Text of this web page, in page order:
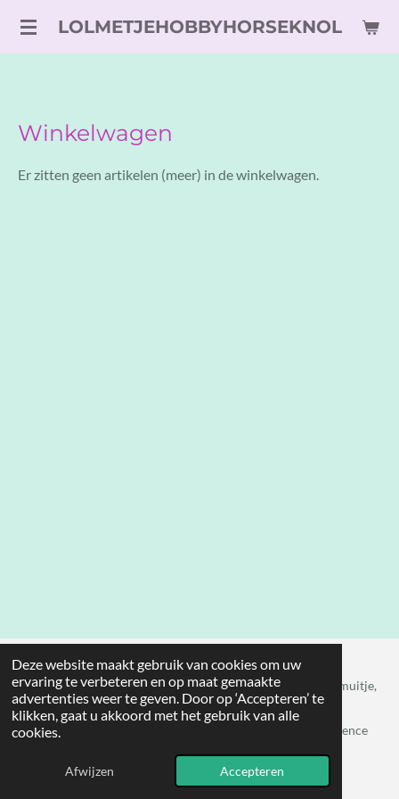
Deze website maakt gebruik van cookies om uw
ervaring te verbeteren en op maat gemaakte
advertenties weer te geven. Door op ‘Accepteren’ te
klikken, gaat u akkoord met het gebruik van alle
cookies.
Afwijzen Accepteren
Ga
LOLMETJEHOBBYHORSEKNOL
Winkelwagen
Er zitten geen artikelen (meer) in de winkelwagen.
Hobbyhorsen. Bedrijfsuitje. Bedrijfsuitjehobbyhorsen. Teamuitje,
Hobbyhorse Xperience
© 2024 - 2026 lolmetjehobbyhorseknol, Hobbyhorse Xperience